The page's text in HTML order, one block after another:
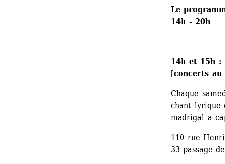
Le
14h - 20h
14h et 15h :
[concerts au
Chaque
chant lyrique
madrigal a
110 rue
33 passage